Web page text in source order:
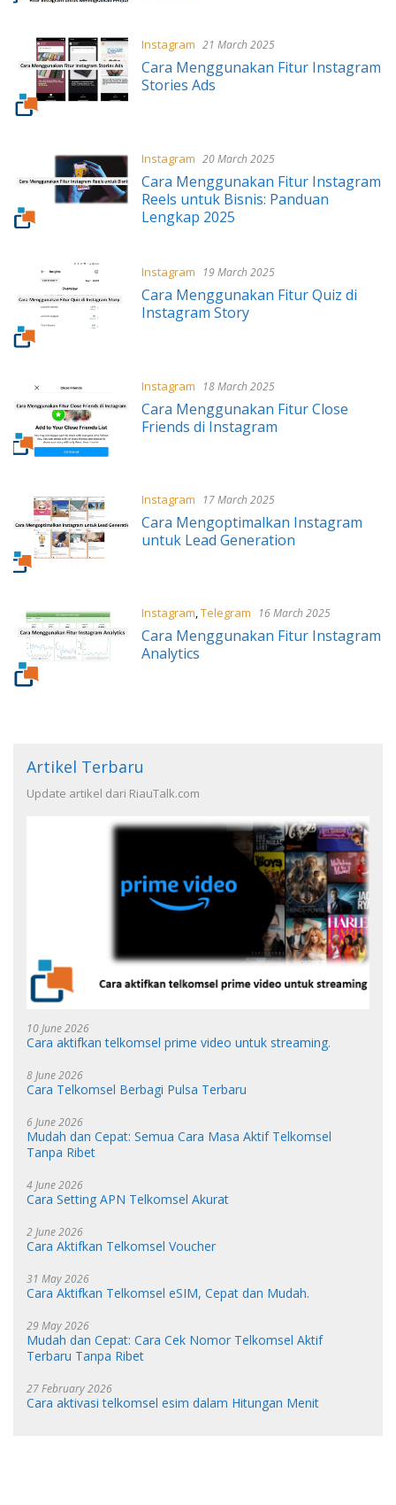
Instagram 21 March 2025
Cara Menggunakan Fitur Instagram
Stories Ads
Instagram 20 March 2025
Cara Menggunakan Fitur Instagram
Reels untuk Bisnis: Panduan
Lengkap 2025
Instagram 19 March 2025
Cara Menggunakan Fitur Quiz di
Instagram Story
Instagram 18 March 2025
Cara Menggunakan Fitur Close
Friends di Instagram
Instagram 17 March 2025
Cara Mengoptimalkan Instagram
untuk Lead Generation
Instagram,Telegram 16 March 2025
Cara Menggunakan Fitur Instagram
Analytics
Artikel Terbaru
Update artikel dari RiauTalk.com
10 June 2026
Cara aktifkan telkomsel prime video untuk streaming.
8 June 2026
Cara Telkomsel Berbagi Pulsa Terbaru
6 June 2026
Mudah dan Cepat: Semua Cara Masa Aktif Telkomsel
Tanpa Ribet
4 June 2026
Cara Setting APN Telkomsel Akurat
2 June 2026
Cara Aktifkan Telkomsel Voucher
31 May 2026
Cara Aktifkan Telkomsel eSIM, Cepat dan Mudah.
29 May 2026
Mudah dan Cepat: Cara Cek Nomor Telkomsel Aktif
Terbaru Tanpa Ribet
27 February 2026
Cara aktivasi telkomsel esim dalam Hitungan Menit